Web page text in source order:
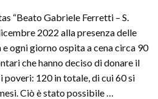
“Beato Gabriele Ferretti – S.
2022 alla presenza delle
ogni giorno ospita a cena circa 90
che hanno deciso di donare il
120 in totale, di cui 60 si
Ciò è stato possibile …